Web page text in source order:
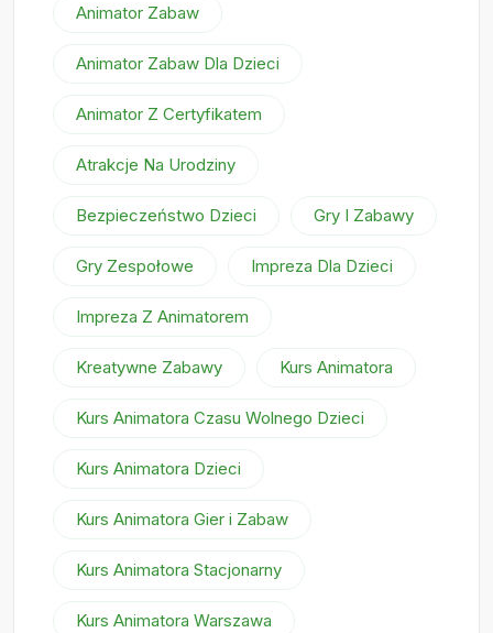
Animator Zabaw
Animator Zabaw Dla Dzieci
Animator Z Certyfikatem
Atrakcje Na Urodziny
Bezpieczeństwo Dzieci Gry I Zabawy
Gry Zespołowe Impreza Dla Dzieci
Impreza Z Animatorem
Kreatywne Zabawy Kurs Animatora
Kurs Animatora Czasu Wolnego Dzieci
Kurs Animatora Dzieci
Kurs Animatora Gier i Zabaw
Kurs Animatora Stacjonarny
Kurs Animatora Warszawa